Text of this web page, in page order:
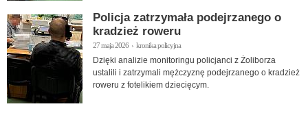
Policja zatrzymała podejrzanego o
kradzież roweru
27 maja 2026 › kronika policyjna
Dzięki analizie monitoringu policjanci z Żoliborza
ustalili i zatrzymali mężczyznę podejrzanego o kradzież
roweru z fotelikiem dziecięcym.